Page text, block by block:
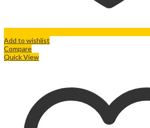
Add to wishlist
Compare
Quick View